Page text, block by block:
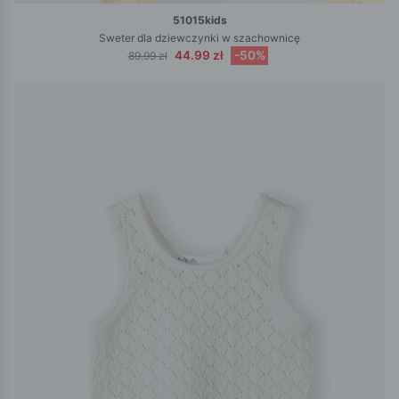
51015kids
Sweter dla dziewczynki w szachownicę
89.99 zł 44.99 zł -50%